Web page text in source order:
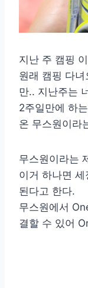
지난 주 캠핑
원래 캠핑 다
만.. 지난주는
2주일만에 하
온 무스원이라
무스원이라는
이거 하나면
된다고 한다.
무스원에서
결할 수 있어